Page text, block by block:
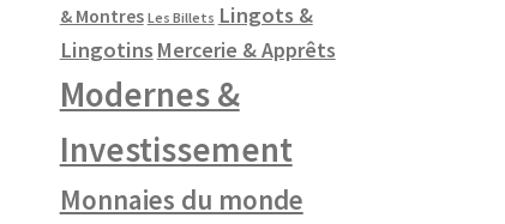
& Montres Les Billets Lingots &
Lingotins Mercerie & Apprêts
Modernes &
Investissement
Monnaies du monde